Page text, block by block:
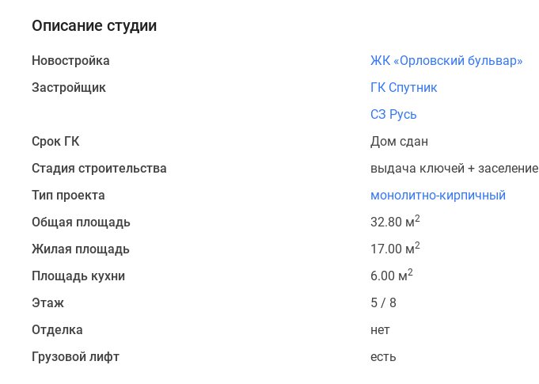
Описание студии
Новостройка
ЖК «Орловский бульвар»
Застройщик
ГК Спутник
СЗ Русь
Срок ГК
Дом сдан
Стадия строительства
выдача ключей + заселение
Тип проекта
монолитно-кирпичный
Общая площадь
32.80 м2
Жилая площадь 17.00 м2
Площадь кухни 6.00 м2
Этаж
5 / 8
Отделка
нет
Грузовой лифт
есть